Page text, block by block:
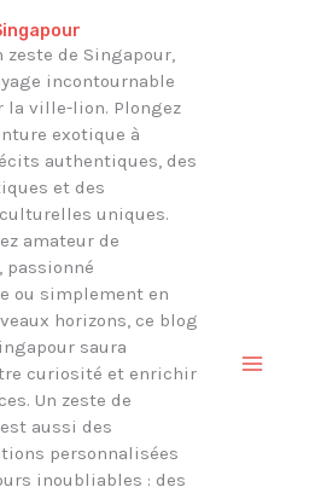
zeste de Singapour,
incontournable
la ville-lion. Plongez
exotique à
authentiques, des
et des
uniques.
amateur de
passionné
ou simplement en
horizons, ce blog
saura
curiosité et enrichir
Un zeste de
aussi des
personnalisées
inoubliables : des